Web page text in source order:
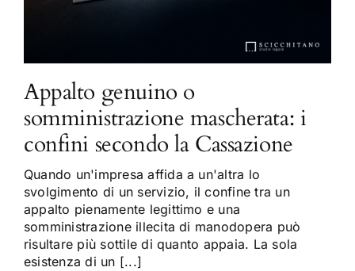
Appalto genuino o
somministrazione mascherata: i
confini secondo la Cassazione
Quando un'impresa affida a un'altra lo
svolgimento di un servizio, il confine tra un
appalto pienamente legittimo e una
somministrazione illecita di manodopera può
risultare più sottile di quanto appaia. La sola
esistenza di un [...]